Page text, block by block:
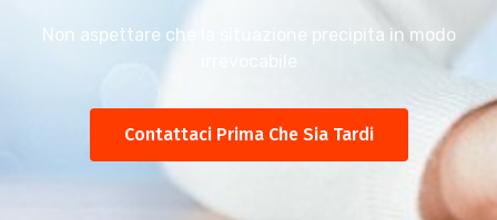
Non aspettare che la situazione precipita in modo
irrevocabile
Contattaci Prima Che Sia Tardi